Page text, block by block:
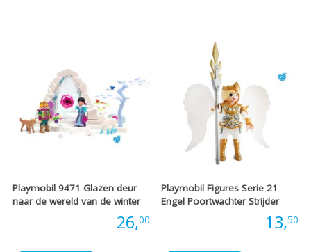
Playmobil 9471 Glazen deur
naar de wereld van de winter
26,00
Playmobil Figures Serie 21
Engel Poortwachter Strijder
13,50